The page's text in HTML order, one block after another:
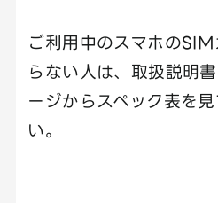
ご利用中のスマホの
らない人は、取扱説明
ージからスペック表を
い。